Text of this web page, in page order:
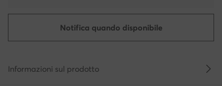
Notifica quando disponibile
Informazioni sul prodotto